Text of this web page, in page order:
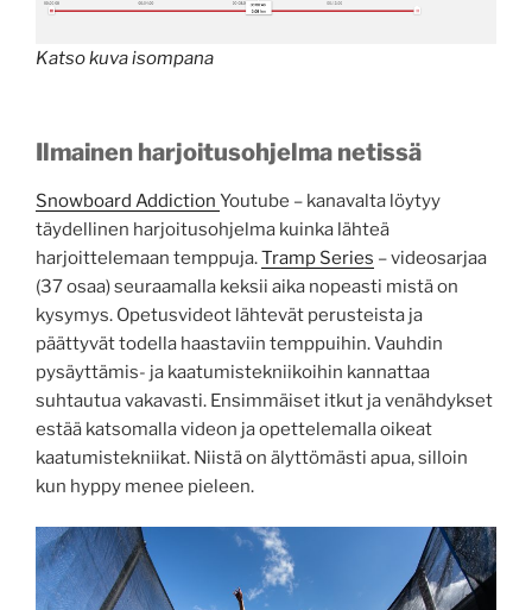
Katso kuva isompana
Ilmainen harjoitusohjelma netissä
Snowboard Addiction Youtube – kanavalta löytyy
täydellinen harjoitusohjelma kuinka lähteä
harjoittelemaan temppuja.Tramp Series – videosarjaa
(37 osaa) seuraamalla keksii aika nopeasti mistä on
kysymys. Opetusvideot lähtevät perusteista ja
päättyvät todella haastaviin temppuihin. Vauhdin
pysäyttämis- ja kaatumistekniikoihin kannattaa
suhtautua vakavasti. Ensimmäiset itkut ja venähdykset
estää katsomalla videon ja opettelemalla oikeat
kaatumistekniikat. Niistä on älyttömästi apua, silloin
kun hyppy menee pieleen.